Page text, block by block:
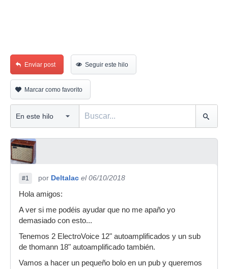
Enviar post Seguir este hilo
Marcar como favorito
#1 por Deltalac el 06/10/2018
Hola amigos:
A ver si me podéis ayudar que no me apaño yo
demasiado con esto...
Tenemos 2 ElectroVoice 12" autoamplificados y un sub
de thomann 18" autoamplificado también.
Vamos a hacer un pequeño bolo en un pub y queremos